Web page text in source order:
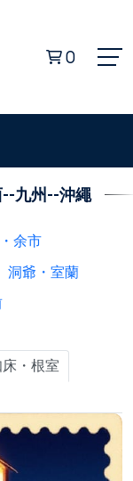
0
--九州--沖繩
余市
洞爺・室蘭
・根室